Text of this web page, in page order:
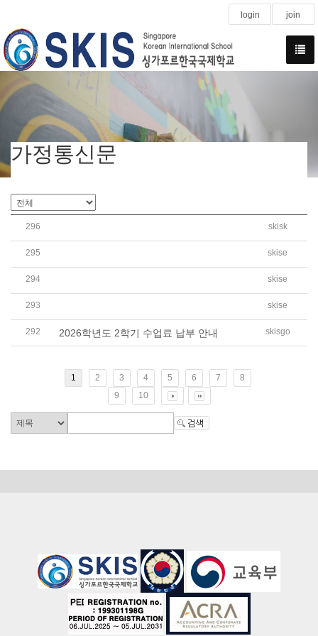
login join
가정통신문
296 skisk
295 2026학년도 초등 여름방학 방과후학교(CCA) 수강신청 안
skise
294 skise
293 2026학년도 여름방학 SKIS 오케스트라 캠프 신청 안내
skise
292 2026학년도 2학기 수업료 납부 안내 skisgo
1 2 3 4 5 6 7
8
9
10